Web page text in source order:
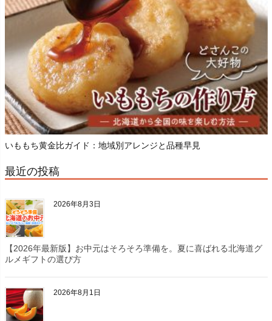
いももち黄金比ガイド：地域別アレンジと品種早見
最近の投稿
2026年8月3日
【2026年最新版】お中元はそろそろ準備を。夏に喜ばれる北海道グ
ルメギフトの選び方
2026年8月1日